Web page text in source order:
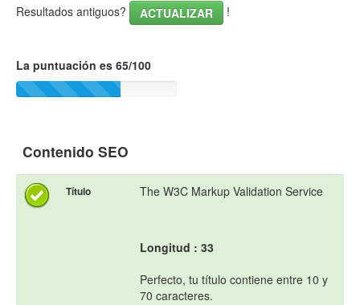
Resultados antiguos? ACTUALIZAR !
La puntuación es 65/100
Contenido SEO
Título The W3C Markup Validation Service
Longitud : 33
Perfecto, tu título contiene entre 10 y
70 caracteres.